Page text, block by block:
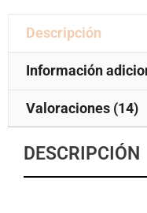
Descripción
Información
Valoraciones (14)
DESCRIPCIÓN